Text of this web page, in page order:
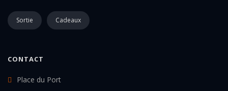
Sortie Cadeaux
CONTACT
Place du Port